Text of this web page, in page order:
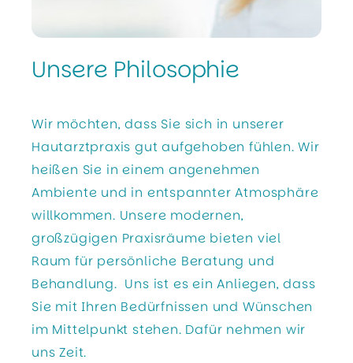
Unsere Philosophie
Wir möchten, dass Sie sich in unserer
Hautarztpraxis gut aufgehoben fühlen. Wir
heißen Sie in einem angenehmen
Ambiente und in entspannter Atmosphäre
willkommen. Unsere modernen,
großzügigen Praxisräume bieten viel
Raum für persönliche Beratung und
Behandlung. Uns ist es ein Anliegen, dass
Sie mit Ihren Bedürfnissen und Wünschen
im Mittelpunkt stehen. Dafür nehmen wir
uns Zeit.